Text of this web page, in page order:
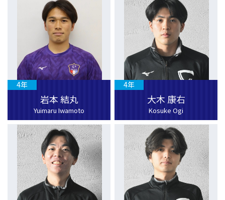
岩本 結丸
Yuimaru Iwamoto
4年
大木 康右
Kosuke Ogi
4年